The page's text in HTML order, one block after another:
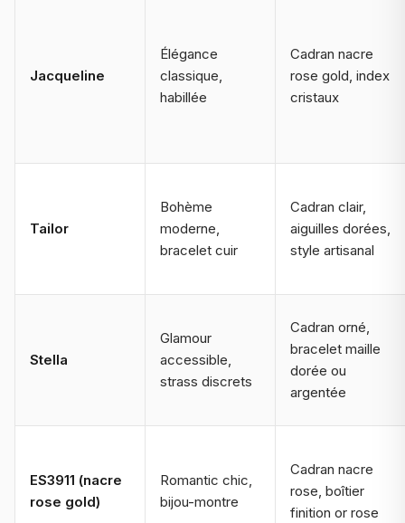
Jacqueline
Élégance
classique,
habillée
Cadran nacre
rose gold, index
cristaux
Tailor
Bohème
moderne,
bracelet cuir
Cadran clair,
aiguilles dorées,
style artisanal
Stella
Glamour
accessible,
strass discrets
Cadran orné,
bracelet maille
dorée ou
argentée
ES3911 (nacre
rose gold)
Romantic chic,
bijou-montre
Cadran nacre
rose, boîtier
finition or rose